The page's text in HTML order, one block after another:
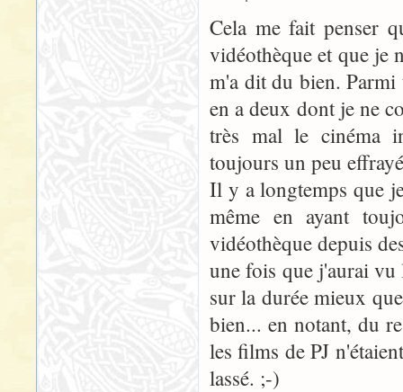
Cela me fait penser
vidéothèque et que je
m'a dit du bien. Parmi
en a deux dont je ne
très mal le cinéma
toujours un peu
Il y a longtemps que
même en ayant
vidéothèque depuis
une fois que j'aurai
sur la durée mieux
bien... en notant, du
les films de PJ
lassé. ;-)